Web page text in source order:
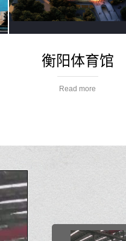
衡阳体育馆
Read more